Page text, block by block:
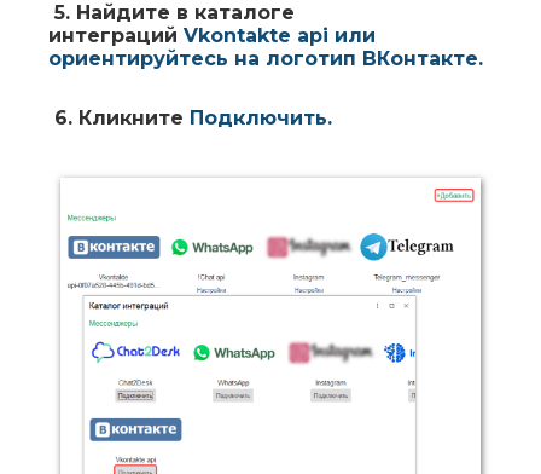
5. Найдите в каталоге
интеграций Vkontakte api или
ориентируйтесь на логотип ВКонтакте.
6. Кликните Подключить.